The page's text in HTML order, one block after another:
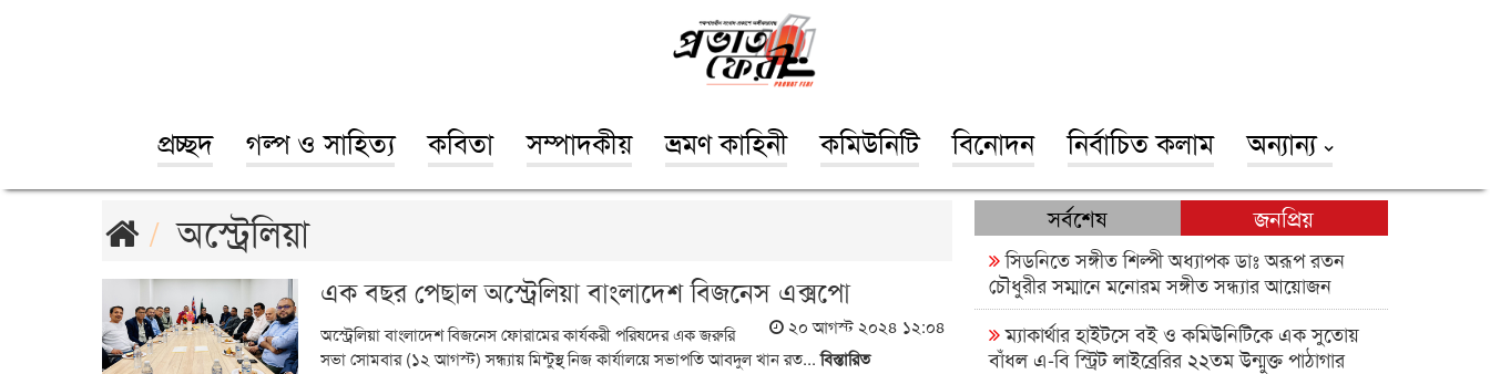
প্রচ্ছদ গল্প ও সাহিত্য কবিতা সম্পাদকীয় ভ্রমণ কাহিনী কমিউনিটি বিনোদন নির্বাচিত কলাম অন্যান্য
অস্ট্রেলিয়া
এক বছর পেছাল অস্ট্রেলিয়া বাংলাদেশ বিজনেস এক্সপো
২০ আগস্ট ২০২৪ ১২:০৪
অস্ট্রেলিয়া বাংলাদেশ বিজনেস ফোরামের কার্যকরী পরিষদের এক জরুরি
সভা সোমবার (১২ আগস্ট) সন্ধ্যায় মিন্টুস্থ্ নিজ কার্যালয়ে সভাপতি আবদুল খান রত...বিস্তারিত
সর্বশেষ জনপ্রিয়
সিডনিতে সঙ্গীত শিল্পী অধ্যাপক ডাঃ অরূপ রতন
চৌধুরীর সম্মানে মনোরম সঙ্গীত সন্ধ্যার আয়োজন
ম্যাকার্থার হাইটসে বই ও কমিউনিটিকে এক সুতোয়
বাঁধল এ-বি স্ট্রিট লাইব্রেরির ২২তম উন্মুক্ত পাঠাগার